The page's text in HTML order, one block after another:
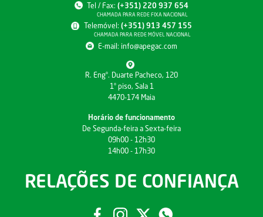
Tel / Fax:(+351) 220 937 654
CHAMADA PARA REDE FIXA NACIONAL
Telemóvel: (+351) 913 457 155
CHAMADA PARA REDE MÓVEL NACIONAL
E-mail: info@apegac.com
R. Engº. Duarte Pacheco, 120
1º piso, Sala 1
4470-174 Maia
Horário de funcionamento
De Segunda-feira a Sexta-feira
09h00 - 12h30
14h00 - 17h30
RELAÇÕES DE CONFIANÇA